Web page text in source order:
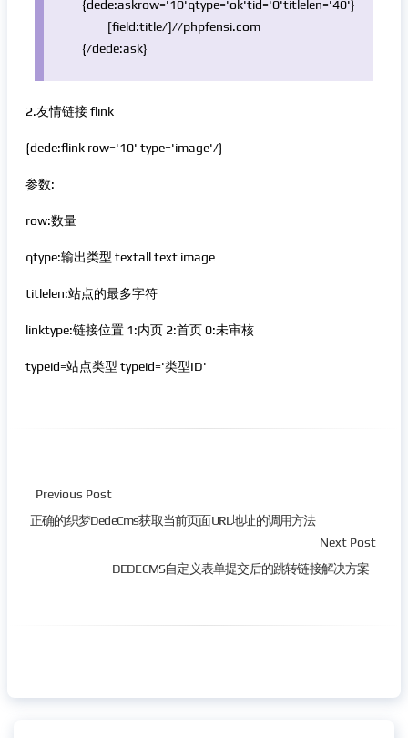
{dede:askrow='10'qtype='ok'tid='0'titlelen='40'}
[field:title/]//phpfensi.com
{/dede:ask}
2.友情链接 flink
{dede:flink row='10' type='image'/}
参数:
row:数量
qtype:输出类型 textall text image
titlelen:站点的最多字符
linktype:链接位置 1:内页 2:首页 0:未审核
typeid=站点类型 typeid='类型ID'
Previous Post
正确的织梦DedeCms获取当前页面URL地址的调用方法
Next Post
DEDECMS自定义表单提交后的跳转链接解决方案 –